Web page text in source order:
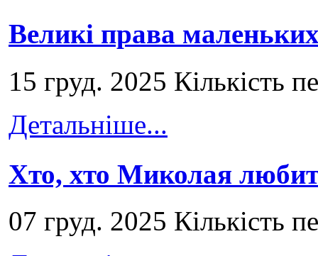
Великі права маленьких
15 груд. 2025 Кількість
Детальніше...
Хто, хто Миколая
07 груд. 2025 Кількість